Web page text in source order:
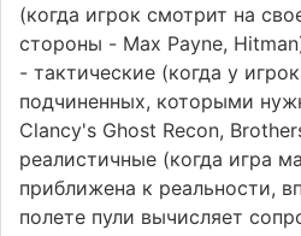
(когда игрок смотрит на
стороны - Max Payne,
- тактические (когда у
подчиненных, которыми
Clancy's Ghost Recon,
реалистичные (когда игра
приближена к реальности,
полете пули вычисляет